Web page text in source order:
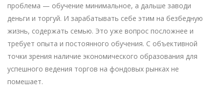
проблема — обучение минимальное, а дальше заводи
деньги и торгуй. И зарабатывать себе этим на безбедную
жизнь, содержать семью. Это уже вопрос посложнее и
требует опыта и постоянного обучения. С объективной
точки зрения наличие экономического образования для
успешного ведения торгов на фондовых рынках не
помешает.